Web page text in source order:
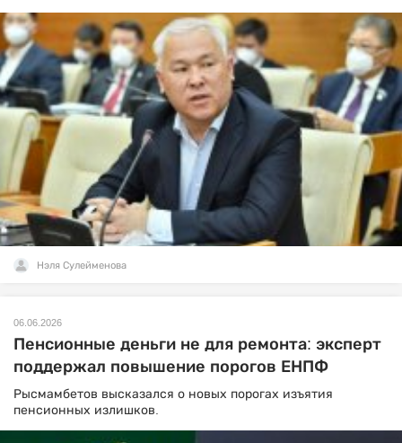
Нэля Сулейменова
06.06.2026
Пенсионные деньги не для ремонта: эксперт
поддержал повышение порогов ЕНПФ
Рысмамбетов высказался о новых порогах изъятия
пенсионных излишков.